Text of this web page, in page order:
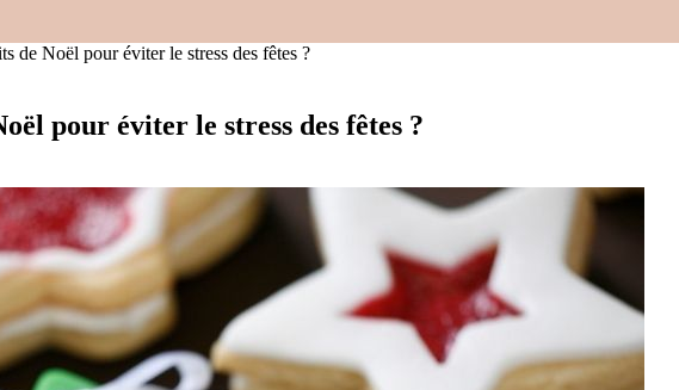
de Noël pour éviter le stress des fêtes ?
pour éviter le stress des fêtes ?